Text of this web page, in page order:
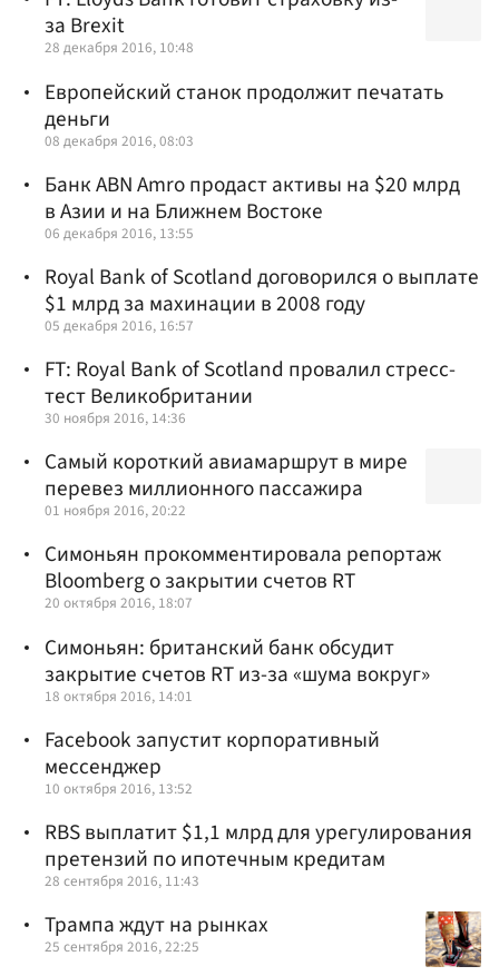
за Brexit
28 декабря 2016, 10:48
Европейский станок продолжит печатать
деньги
08 декабря 2016, 08:03
Банк ABN Amro продаст активы на $20 млрд
в Азии и на Ближнем Востоке
06 декабря 2016, 13:55
Royal Bank of Scotland договорился о выплате
$1 млрд за махинации в 2008 году
05 декабря 2016, 16:57
FT: Royal Bank of Scotland провалил стресс-
тест Великобритании
30 ноября 2016, 14:36
Самый короткий авиамаршрут в мире
перевез миллионного пассажира
01 ноября 2016, 20:22
Симоньян прокомментировала репортаж
Bloomberg о закрытии счетов RT
20 октября 2016, 18:07
Симоньян: британский банк обсудит
закрытие счетов RT из-за «шума вокруг»
18 октября 2016, 14:01
Facebook запустит корпоративный
мессенджер
10 октября 2016, 13:52
RBS выплатит $1,1 млрд для урегулирования
претензий по ипотечным кредитам
28 сентября 2016, 11:43
Трампа ждут на рынках
25 сентября 2016, 22:25